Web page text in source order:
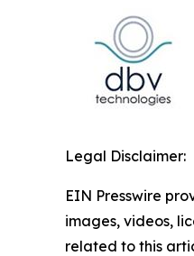
Legal Disclaimer:
EIN Presswire
images, videos,
related to this